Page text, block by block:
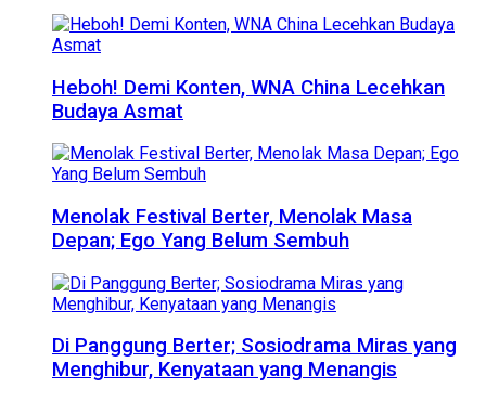
Heboh! Demi Konten, WNA China Lecehkan
Budaya Asmat
Menolak Festival Berter, Menolak Masa
Depan; Ego Yang Belum Sembuh
Di Panggung Berter; Sosiodrama Miras yang
Menghibur, Kenyataan yang Menangis